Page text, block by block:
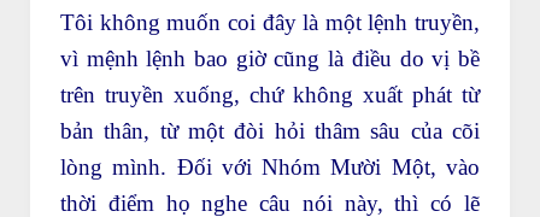
Tôi không muốn coi đây là một lệnh truyền,
vì mệnh lệnh bao giờ cũng là điều do vị bề
trên truyền xuống, chứ không xuất phát từ
bản thân, từ một đòi hỏi thâm sâu của cõi
lòng mình. Đối với Nhóm Mười Một, vào
thời điểm họ nghe câu nói này, thì có lẽ